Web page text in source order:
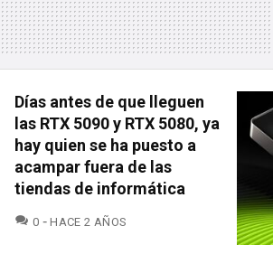
Días antes de que lleguen
las RTX 5090 y RTX 5080, ya
hay quien se ha puesto a
acampar fuera de las
tiendas de informática
0 COMENTARIOS
HACE 2 AÑOS